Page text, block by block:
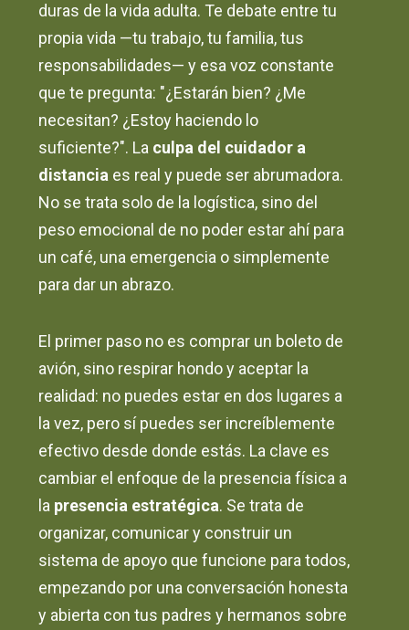
duras de la vida adulta. Te debate entre tu
propia vida —tu trabajo, tu familia, tus
responsabilidades— y esa voz constante
que te pregunta: "¿Estarán bien? ¿Me
necesitan? ¿Estoy haciendo lo
suficiente?". La culpa del cuidador a
distancia es real y puede ser abrumadora.
No se trata solo de la logística, sino del
peso emocional de no poder estar ahí para
un café, una emergencia o simplemente
para dar un abrazo.
El primer paso no es comprar un boleto de
avión, sino respirar hondo y aceptar la
realidad: no puedes estar en dos lugares a
la vez, pero sí puedes ser increíblemente
efectivo desde donde estás. La clave es
cambiar el enfoque de la presencia física a
la presencia estratégica. Se trata de
organizar, comunicar y construir un
sistema de apoyo que funcione para todos,
empezando por una conversación honesta
y abierta con tus padres y hermanos sobre